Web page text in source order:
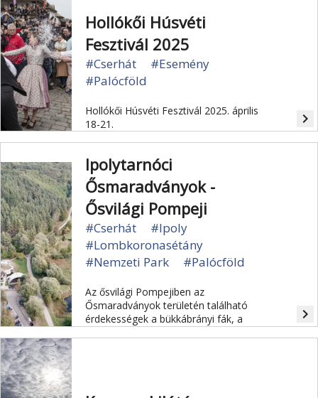
Hollókői Húsvéti
Fesztivál 2025
#Cserhát
#Esemény
#Palócföld
Hollókői Húsvéti Fesztivál 2025. április
18-21.
navigate_next
Ipolytarnóci
Ősmaradványok -
Ősvilági Pompeji
#Cserhát
#Ipoly
#Lombkoronasétány
#Nemzeti Park
#Palócföld
Az ősvilági Pompejiben az
Ősmaradványok területén található
érdekességek a bükkábrányi fák, a
navigate_next